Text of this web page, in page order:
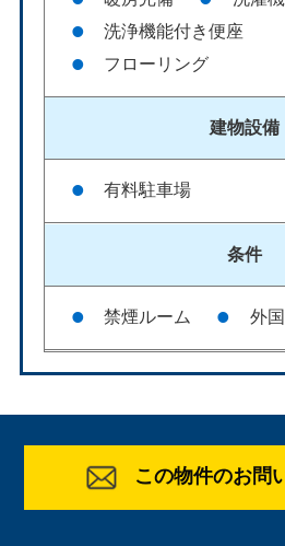
洗浄機能付き便座
フローリング
建物設備
有料駐車場
条件
禁煙ルーム 外
この物件のお問